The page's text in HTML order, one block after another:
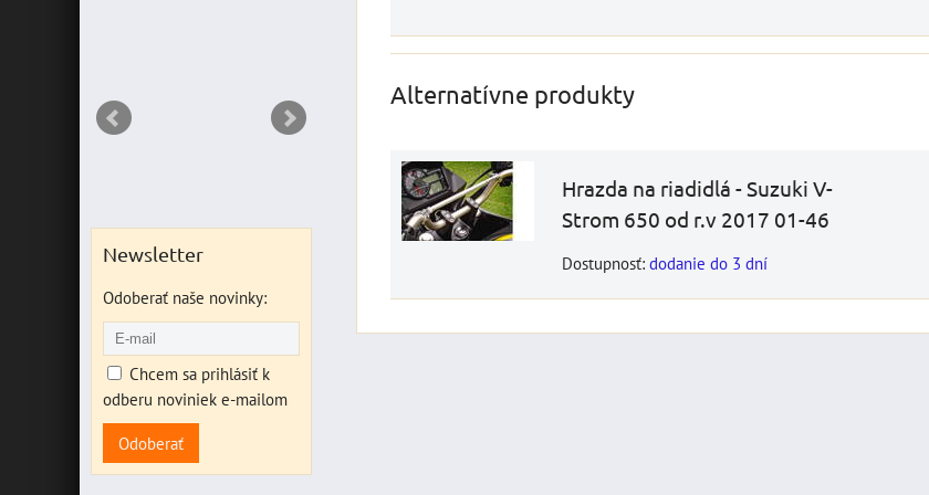
Alternatívne produkty
Hrazda na riadidlá - Suzuki V-
Strom 650 od r.v 2017 01-46
Dostupnosť: dodanie do 3 dní
Newsletter
Odoberať naše novinky:
Chcem sa prihlásiť k
odberu noviniek e-mailom
Odoberať